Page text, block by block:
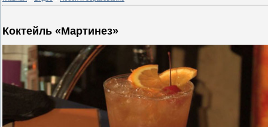
Коктейль «Мартинез»